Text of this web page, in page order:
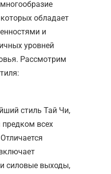
обладает
и
уровней
Рассмотрим
стиль Тай Чи,
предком всех
силовые выходы,